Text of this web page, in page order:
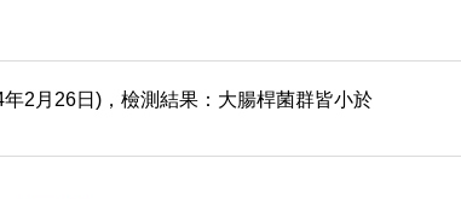
2月26日)，檢測結果：大腸桿菌群皆小於